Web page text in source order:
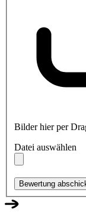
Bilder hier per
Datei auswählen
Bewertung